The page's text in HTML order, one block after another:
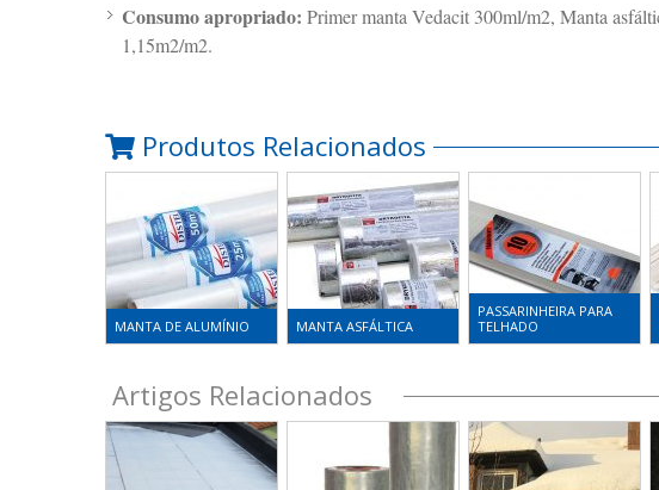
Consumo apropriado: Primer manta Vedacit 300ml/m2, Manta
1,15m2/m2.
Produtos Relacionados
MANTA DE ALUMÍNIO MANTA ASFÁLTICA
PASSARINHEIRA PARA
TELHADO
Artigos Relacionados